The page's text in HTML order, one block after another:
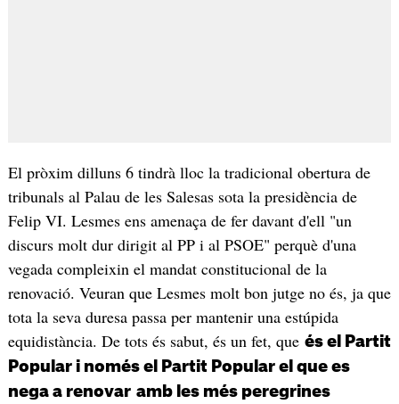
El pròxim dilluns 6 tindrà lloc la tradicional obertura de
tribunals al Palau de les Salesas sota la presidència de
Felip VI. Lesmes ens amenaça de fer davant d'ell "un
discurs molt dur dirigit al PP i al PSOE" perquè d'una
vegada compleixin el mandat constitucional de la
renovació. Veuran que Lesmes molt bon jutge no és, ja que
tota la seva duresa passa per mantenir una estúpida
equidistància. De tots és sabut, és un fet, que és el Partit
Popular i només el Partit Popular el que es
nega a renovar amb les més peregrines